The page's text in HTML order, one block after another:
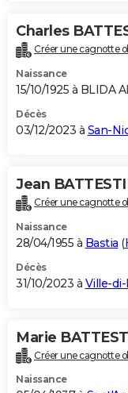
Charles
Créer une cagnotte
Naissance
15/10/1925 à BLIDA
Décès
03/12/2023 à San-
Jean
Créer une cagnotte
Naissance
28/04/1955 à Bastia (
Décès
31/10/2023 à Ville-
Marie
Créer une cagnotte
Naissance